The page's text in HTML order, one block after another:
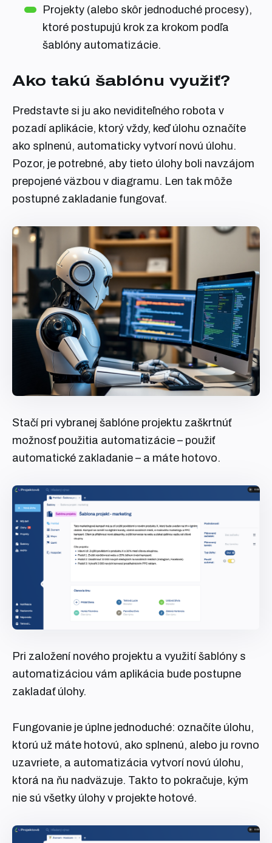
Projekty (alebo skôr jednoduché procesy),
ktoré postupujú krok za krokom podľa
šablóny automatizácie.
Ako takú šablónu využiť?
Predstavte si ju ako neviditeľného robota v
pozadí aplikácie, ktorý vždy, keď úlohu označíte
ako splnenú, automaticky vytvorí novú úlohu.
Pozor, je potrebné, aby tieto úlohy boli navzájom
prepojené väzbou v diagramu. Len tak môže
postupné zakladanie fungovať.
Stačí pri vybranej šablóne projektu zaškrtnúť
možnosť použitia automatizácie – použiť
automatické zakladanie – a máte hotovo.
Pri založení nového projektu a využití šablóny s
automatizáciou vám aplikácia bude postupne
zakladať úlohy.
Fungovanie je úplne jednoduché: označíte úlohu,
ktorú už máte hotovú, ako splnenú, alebo ju rovno
uzavriete, a automatizácia vytvorí novú úlohu,
ktorá na ňu nadväzuje. Takto to pokračuje, kým
nie sú všetky úlohy v projekte hotové.